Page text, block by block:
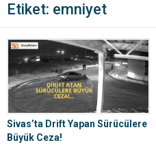
Etiket: emniyet
Sivas’ta Drift Yapan Sürücülere
Büyük Ceza!